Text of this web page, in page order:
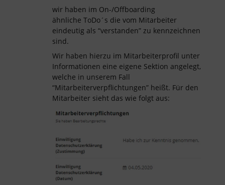
wir haben im On-/Offboarding
ähnliche ToDo´s die vom Mitarbeiter
eindeutig als “verstanden” zu kennzeichnen
sind.
Wir haben hierzu im Mitarbeiterprofil unter
Informationen eine eigene Sektion angelegt,
welche in unserem Fall
“Mitarbeiterverpflichtungen” heißt. Für den
Mitarbeiter sieht das wie folgt aus: